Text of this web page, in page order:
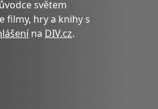
světem
filmy, hry a knihy s
na DIV.cz.